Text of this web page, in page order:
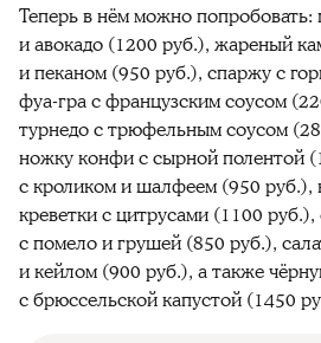
Теперь в нём можно
и авокадо (1200 руб.), жареный
и пеканом (950 руб.), спаржу с
фуа-гра с французским соусом
турнедо с трюфельным соусом
ножку конфи с сырной полентой
с кроликом и шалфеем (950 руб.),
креветки с цитрусами (1100 руб.),
с помело и грушей (850 руб.),
и кейлом (900 руб.), а также
с брюссельской капустой (1450